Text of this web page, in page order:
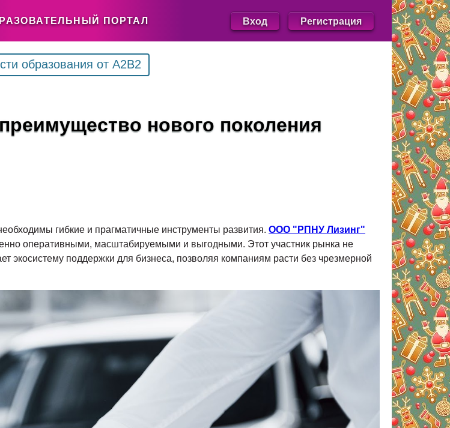
ПОРТАЛ Вход Регистрация
образования от A2B2
нового поколения
гибкие и прагматичные инструменты развития. ООО "РПНУ Лизинг"
оперативными, масштабируемыми и выгодными. Этот участник рынка не
экосистему поддержки для бизнеса, позволяя компаниям расти без чрезмерной